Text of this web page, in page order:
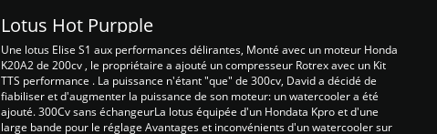
Lotus Hot Purpple
Une lotus Elise S1 aux performances délirantes, Monté avec un moteur Honda
K20A2 de 200cv , le propriétaire a ajouté un compresseur Rotrex avec un Kit
TTS performance . La puissance n'étant "que" de 300cv, David a décidé de
fiabiliser et d'augmenter la puissance de son moteur: un watercooler a été
ajouté. 300Cv sans échangeurLa lotus équipée d'un Hondata Kpro et d'une
large bande pour le réglage Avantages et inconvénients d'un watercooler sur